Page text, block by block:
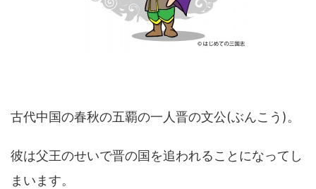
古代中国の春秋の五覇の一人晋の文公(ぶんこう)。
彼は父王のせいで晋の国を追われることになってし
まいます。